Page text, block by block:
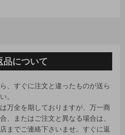
品について
、すぐに注文と違ったものが送ら
。
万全を期しておりますが、万一商
、またはご注文と異なる場合は、
までご連絡下さいませ。すぐに返